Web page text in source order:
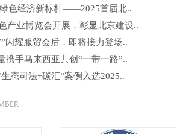
色经济新标杆——2025首届北..
产业博览会开展，彰显北京建设..
闪耀服贸会后，即将接力登场..
携手马来西亚共创“一带一路”..
态司法+碳汇”案例入选2025..